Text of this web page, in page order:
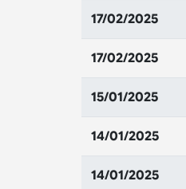
17/02/2025
17/02/2025
15/01/2025
14/01/2025
14/01/2025